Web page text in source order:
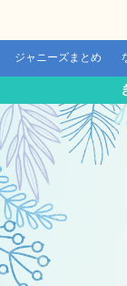
ジャニーズまとめ